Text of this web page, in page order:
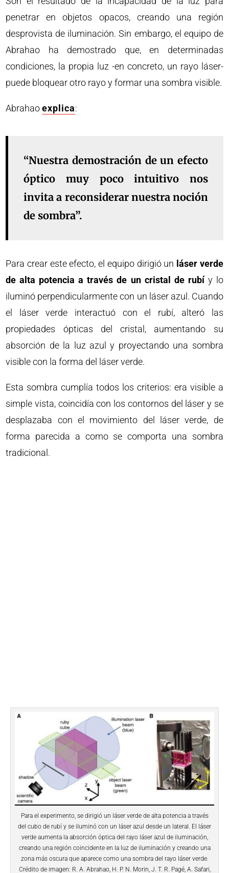
penetrar en objetos opacos, creando una región
desprovista de iluminación. Sin embargo, el equipo de
Abrahao ha demostrado que, en determinadas
condiciones, la propia luz -en concreto, un rayo láser-
puede bloquear otro rayo y formar una sombra visible.
Abrahaoexplica:
“Nuestra demostración de un efecto
óptico muy poco intuitivo nos
invita a reconsiderar nuestra noción
de sombra”.
Para crear este efecto, el equipo dirigió un láser verde
de alta potencia a través de un cristal de rubíy lo
iluminó perpendicularmente con un láser azul. Cuando
el láser verde interactuó con el rubí, alteró las
propiedades ópticas del cristal, aumentando su
absorción de la luz azul y proyectando una sombra
visible con la forma del láser verde.
Esta sombra cumplía todos los criterios: era visible a
simple vista, coincidía con los contornos del láser y se
desplazaba con el movimiento del láser verde, de
forma parecida a como se comporta una sombra
tradicional.
Para el experimento, se dirigió un láser verde de alta potencia a través
del cubo de rubí y se iluminó con un láser azul desde un lateral. El láser
verde aumenta la absorción óptica del rayo láser azul de iluminación,
creando una región coincidente en la luz de iluminación y creando una
zona más oscura que aparece como una sombra del rayo láser verde.
Crédito de imagen: R. A. Abrahao, H. P. N. Morin, J. T. R. Pagé, A. Safari,